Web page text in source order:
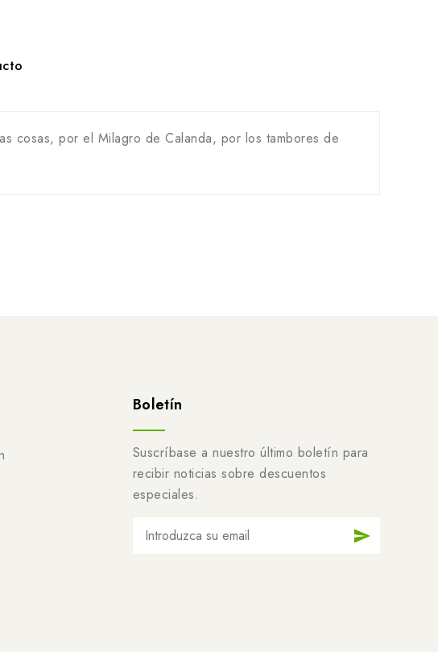
cosas, por el Milagro de Calanda, por los tambores de
Boletín
Suscríbase a nuestro último boletín para
recibir noticias sobre descuentos
especiales.